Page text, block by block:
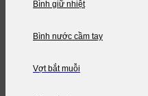
Bình giữ nhiệt
Bình nước cầm tay
Vợt bắt muỗi